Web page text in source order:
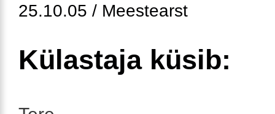
25.10.05 / Meestearst
Külastaja küsib: